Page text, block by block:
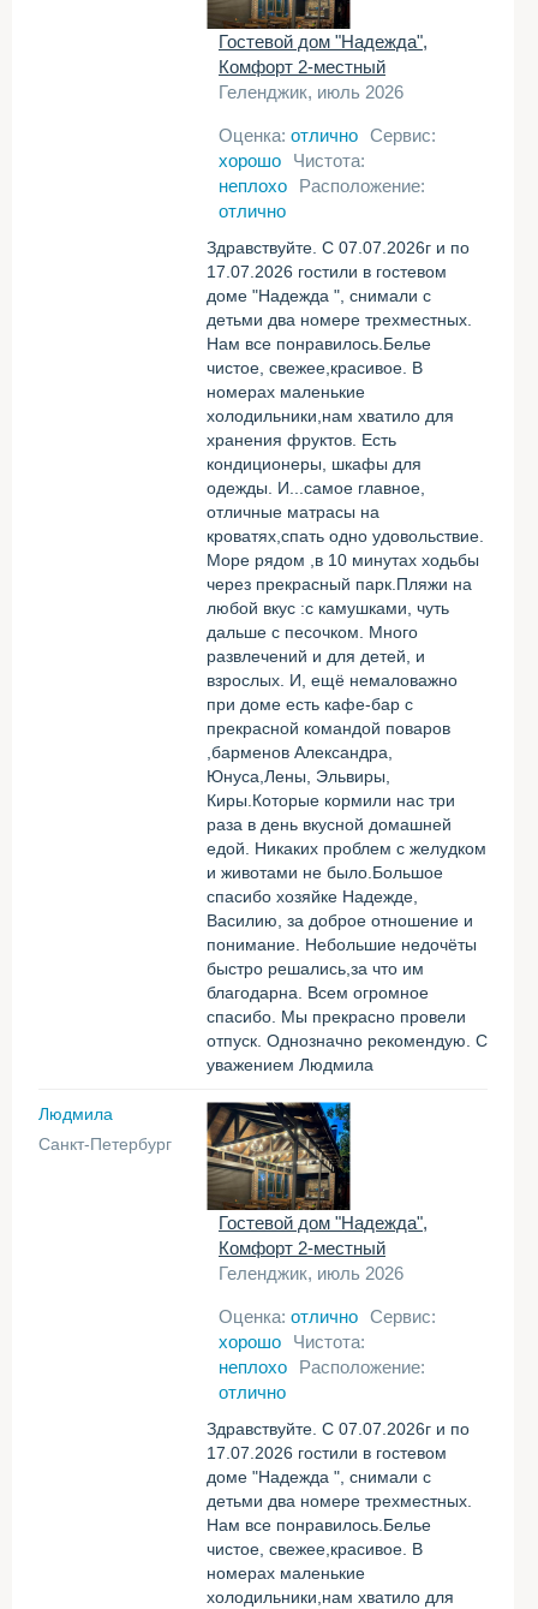
Гостевой дом "Надежда",
Комфорт 2-местный
Геленджик, июль 2026
Оценка: отлично Сервис:
хорошо
Чистота:
неплохо
Расположение:
отлично
Здравствуйте. С 07.07.2026г и по
17.07.2026 гостили в гостевом
доме "Надежда ", снимали с
детьми два номере трехместных.
Нам все понравилось.Белье
чистое, свежее,красивое. В
номерах маленькие
холодильники,нам хватило для
хранения фруктов. Есть
кондиционеры, шкафы для
одежды. И...самое главное,
отличные матрасы на
кроватях,спать одно удовольствие.
Море рядом ,в 10 минутах ходьбы
через прекрасный парк.Пляжи на
любой вкус :с камушками, чуть
дальше с песочком. Много
развлечений и для детей, и
взрослых. И, ещё немаловажно
при доме есть кафе-бар с
прекрасной командой поваров
,барменов Александра,
Юнуса,Лены, Эльвиры,
Киры.Которые кормили нас три
раза в день вкусной домашней
едой. Никаких проблем с желудком
и животами не было.Большое
спасибо хозяйке Надежде,
Василию, за доброе отношение и
понимание. Небольшие недочёты
быстро решались,за что им
благодарна. Всем огромное
спасибо. Мы прекрасно провели
отпуск. Однозначно рекомендую. С
уважением Людмила
Людмила
Санкт-Петербург
Гостевой дом "Надежда",
Комфорт 2-местный
Геленджик, июль 2026
Оценка: отлично Сервис:
хорошо
Чистота:
неплохо
Расположение:
отлично
Здравствуйте. С 07.07.2026г и по
17.07.2026 гостили в гостевом
доме "Надежда ", снимали с
детьми два номере трехместных.
Нам все понравилось.Белье
чистое, свежее,красивое. В
номерах маленькие
холодильники,нам хватило для